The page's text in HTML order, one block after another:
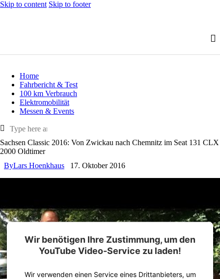
Skip to content Skip to footer
Home
Fahrbericht & Test
100 km Verbrauch
Elektromobilität
Messen & Events
Sachsen Classic 2016: Von Zwickau nach Chemnitz im Seat 131 CLX
2000 Oldtimer
ByLars Hoenkhaus 17. Oktober 2016
Wir benötigen Ihre Zustimmung, um den
YouTube Video-Service zu laden!
Wir verwenden einen Service eines Drittanbieters, um